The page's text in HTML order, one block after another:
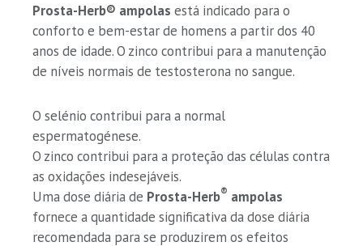
Prosta-Herb® ampolas está indicado para o
conforto e bem-estar de homens a partir dos 40
anos de idade. O zinco contribui para a manutenção
de níveis normais de testosterona no sangue.
O selénio contribui para a normal
espermatogénese.
O zinco contribui para a proteção das células contra
as oxidações indesejáveis.
Uma dose diária de Prosta-Herb® ampolas
fornece a quantidade significativa da dose diária
recomendada para se produzirem os efeitos